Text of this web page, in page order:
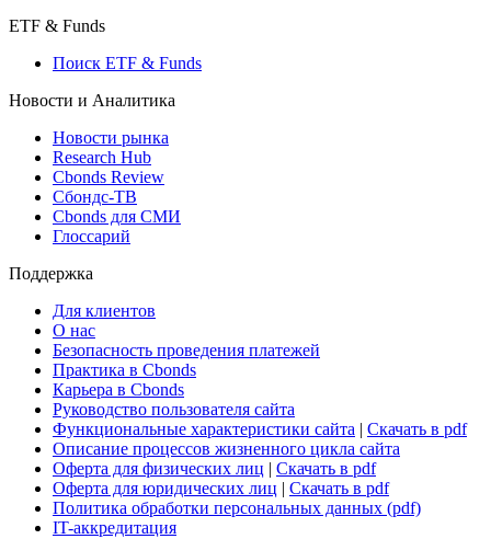
ETF & Funds
Поиск ETF & Funds
Новости и Аналитика
Новости рынка
Research Hub
Cbonds Review
Сбондс-ТВ
Cbonds для СМИ
Глоссарий
Поддержка
Для клиентов
О нас
Безопасность проведения платежей
Практика в Cbonds
Карьера в Cbonds
Руководство пользователя сайта
Функциональные характеристики сайта | Скачать в pdf
Описание процессов жизненного цикла сайта
Оферта для физических лиц | Скачать в pdf
Оферта для юридических лиц | Скачать в pdf
Политика обработки персональных данных (pdf)
IT-аккредитация